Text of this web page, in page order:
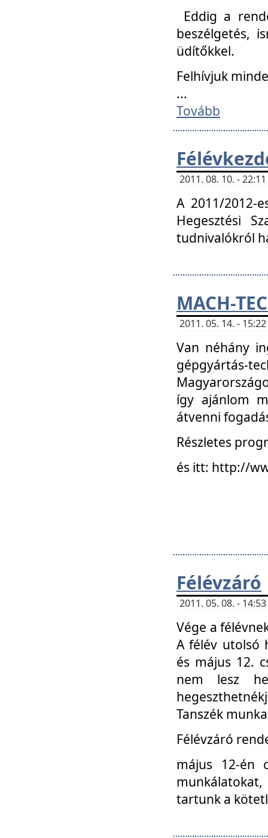
Eddig a
beszélgetés,
üdítőkkel.
Felhívjuk
...
Tovább
2011. 08. 10. -
A 2011/2012-
Hegesztési
tudnivalókról
MACH-
2011. 05. 14. -
Van néhány
gépgyártás-
így ajánlom
átvenni
Részletes
és itt: http://
Félévzáró
2011. 05. 08. -
Vége a
A félév utolsó
és május 12.
nem lesz
Tanszék
Félévzáró
május 12-én
tartunk a